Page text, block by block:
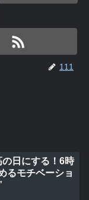
111
日にする！6時
るモチベーショ